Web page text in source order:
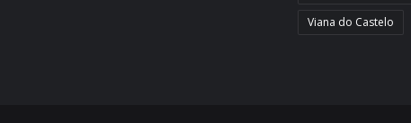
Viana do Castelo